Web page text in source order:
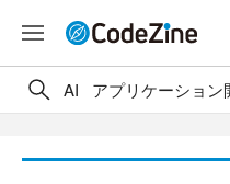
AI アプリケーション